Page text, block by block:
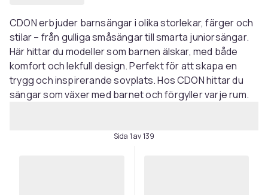
CDON erbjuder barnsängar i olika storlekar, färger och
stilar – från gulliga småsängar till smarta juniorsängar.
Här hittar du modeller som barnen älskar, med både
komfort och lekfull design. Perfekt för att skapa en
trygg och inspirerande sovplats. Hos CDON hittar du
sängar som växer med barnet och förgyller varje rum.
Sida 1 av 139